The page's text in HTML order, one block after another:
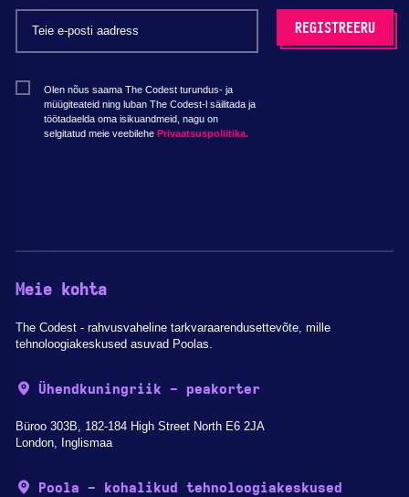
Olen nõus saama The Codest turundus- ja
müügiteateid ning luban The Codest-l säilitada ja
töötadaelda oma isikuandmeid, nagu on
selgitatud meie veebilehe Privaatsuspoliitika.
Meie kohta
The Codest - rahvusvaheline tarkvaraarendusettevõte, mille
tehnoloogiakeskused asuvad Poolas.
Ühendkuningriik - peakorter
Büroo 303B, 182-184 High Street North E6 2JA
London, Inglismaa
Poola - kohalikud tehnoloogiakeskused